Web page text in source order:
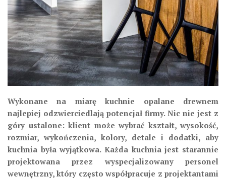
Wykonane na miarę kuchnie opalane drewnem
najlepiej odzwierciedlają potencjał firmy. Nic nie jest z
góry ustalone: klient może wybrać kształt, wysokość,
rozmiar, wykończenia, kolory, detale i dodatki, aby
kuchnia była wyjątkowa. Każda kuchnia jest starannie
projektowana przez wyspecjalizowany personel
wewnętrzny, który często współpracuje z projektantami